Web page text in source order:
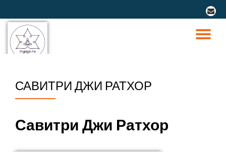
Перейти
содержимому
fa-
САВИТРИ ДЖИ РАТХОР
Савитри Джи Ратхор